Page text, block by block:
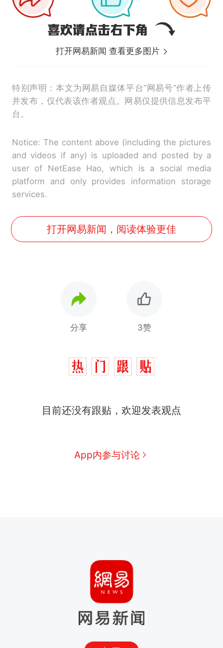
打开网易新闻 查看更多图片
特别声明：本文为网易自媒体平台“网易号”作者上传
并发布，仅代表该作者观点。网易仅提供信息发布平
台。
Notice: The content above (including the pictures
and videos if any) is uploaded and posted by a
user of NetEase Hao, which is a social media
platform and only provides information storage
services.
打开网易新闻，阅读体验更佳
分享 3赞
目前还没有跟贴，欢迎发表观点
App内参与讨论